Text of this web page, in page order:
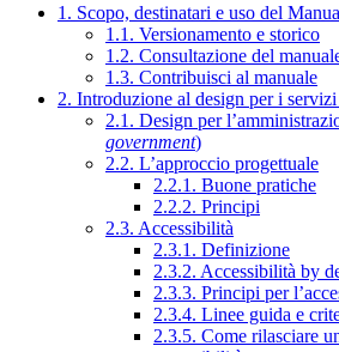
1. Scopo, destinatari e uso del
1.1. Versionamento e storico
1.2. Consultazione del
1.3. Contribuisci al manuale
2. Introduzione al design per i
2.1. Design per
government)
2.2. L’approccio progettuale
2.2.1. Buone pratiche
2.2.2. Principi
2.3. Accessibilità
2.3.1. Definizione
2.3.2. Accessibilità by
2.3.3. Principi per
2.3.4. Linee guida e
2.3.5. Come rilasciare